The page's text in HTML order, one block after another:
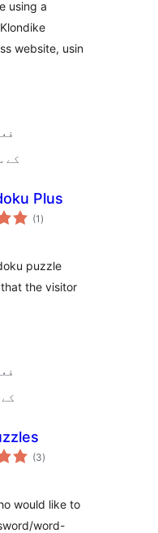
using a
website, usin
Plus
(1 مجموعی
درجہ
)
puzzle
the visitor
(3مجموعی
درجہ
)
would like to
word-